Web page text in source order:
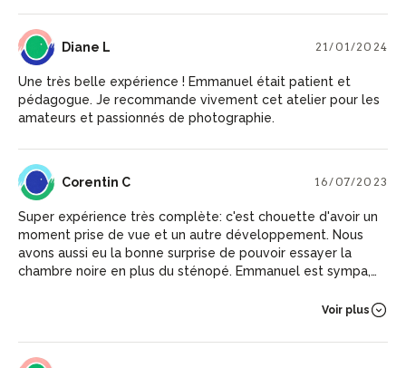
DL Diane L 21/01/2024
Une très belle expérience ! Emmanuel était patient et
pédagogue. Je recommande vivement cet atelier pour les
amateurs et passionnés de photographie.
CC Corentin C 16/07/2023
Super expérience très complète: c'est chouette d'avoir un
moment prise de vue et un autre développement. Nous
avons aussi eu la bonne surprise de pouvoir essayer la
chambre noire en plus du sténopé. Emmanuel est sympa,
l'on souhaite poursuivre de son côté. Le lieu est facilement
Voir plus